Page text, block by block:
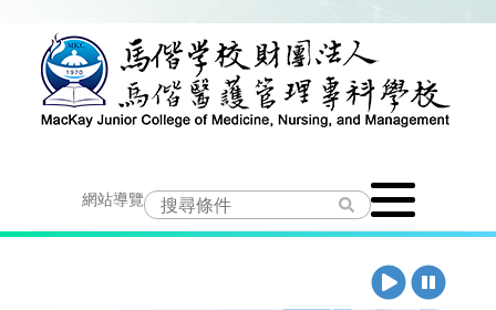
容
網站導覽
Toggle
navigation
播暫